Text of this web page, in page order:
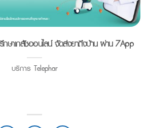
กษาเภสัชออนไลน์ จัดส่งยาถึงบ้าน ผ่าน 7App
บริการ Telephar